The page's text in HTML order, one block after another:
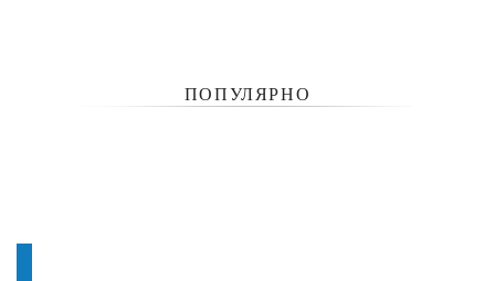
ПОПУЛЯРНО